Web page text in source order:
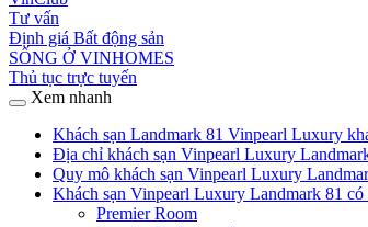
Tư vấn
Định giá Bất động sản
SỐNG Ở VINHOMES
Thủ tục trực tuyến
Xem nhanh
Khách sạn Landmark 81 Vinpearl Luxury
Địa chỉ khách sạn Vinpearl Luxury
Quy mô khách sạn Vinpearl Luxury
Khách sạn Vinpearl Luxury Landmark 81 có
Premier Room